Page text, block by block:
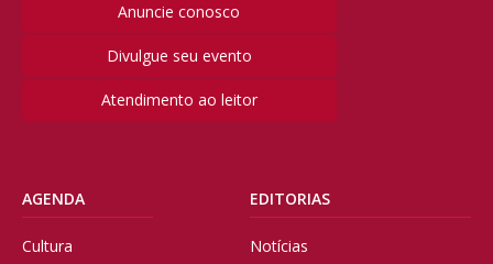
Anuncie conosco
Divulgue seu evento
Atendimento ao leitor
AGENDA
Cultura
EDITORIAS
Notícias